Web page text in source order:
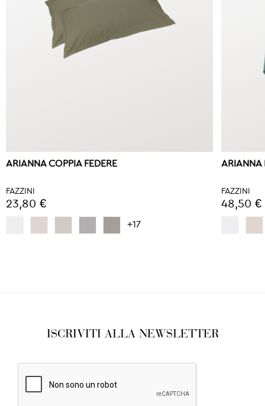
ARIANNA COPPIA FEDERE
FAZZINI
23,80 €
+17
ARIANNA
FAZZINI
48,50 €
ISCRIVITI ALLA NEWSLETTER